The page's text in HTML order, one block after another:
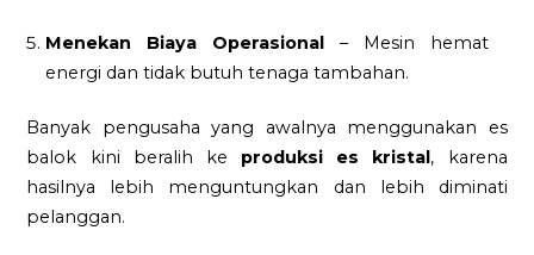
Menekan Biaya Operasional – Mesin hemat
energi dan tidak butuh tenaga tambahan.
Banyak pengusaha yang awalnya menggunakan es
balok kini beralih ke produksi es kristal , karena
hasilnya lebih menguntungkan dan lebih diminati
pelanggan.